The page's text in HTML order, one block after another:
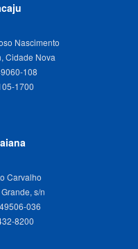
Nascimento
Cidade Nova
108
Carvalho
s/n
036